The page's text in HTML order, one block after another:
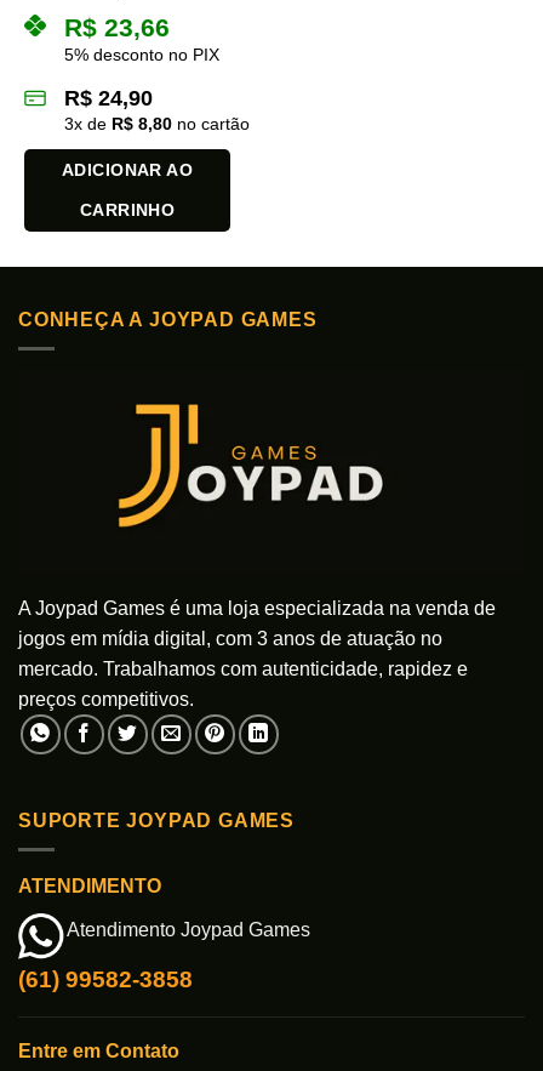
R$ 23,66
5% desconto no PIX
R$ 24,90
3x de R$ 8,80 no cartão
ADICIONAR AO
CARRINHO
CONHEÇA A JOYPAD GAMES
A Joypad Games é uma loja especializada na venda de
jogos em mídia digital, com 3 anos de atuação no
mercado. Trabalhamos com autenticidade, rapidez e
preços competitivos.
SUPORTE JOYPAD GAMES
ATENDIMENTO
Atendimento Joypad Games
(61) 99582-3858
Entre em Contato